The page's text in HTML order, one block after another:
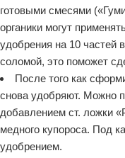
готовыми смесями
органики могут
удобрения на 10 частей
соломой, это поможет
После того как
снова удобряют. Можно
добавлением ст. ложки
медного купороса. Под
удобрением.